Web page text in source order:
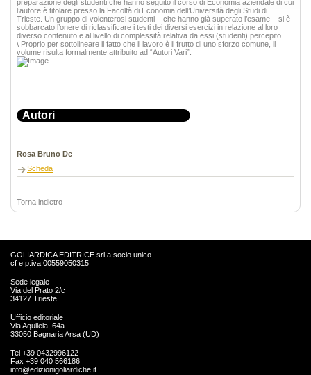
preparazione degli studenti che hanno seguito il corso di Economia aziendale di cui
l’autore è titolare presso la Facoltà di Economia dell’Università degli Studi di
Trieste. Un gruppo di volenterosi studenti – che hanno già superato l’esame – si è
sobbarcato l’onere di riclassificare i testi dei diversi esercizi in relazione al loro
diverso contenuto e al livello di complessità relativa da essi (studenti) percepito.
\ Proprio per sottolineare il fatto che il lavoro è il frutto di uno sforzo comune, il
volume risulta formalmente attribuito ad “Autori Vari”.
Autori
Rosa Bruno De
Scheda
Torna indietro
GOLIARDICA EDITRICE srl a socio unico
cf e p.iva 00559050315
Sede legale
Via del Prato 2/c
34127 Trieste
Ufficio editoriale
Via Aquileia, 64a
33050 Bagnaria Arsa (UD)
Tel +39 0432996122
Fax +39 040 566186
info@edizionigoliardiche.it